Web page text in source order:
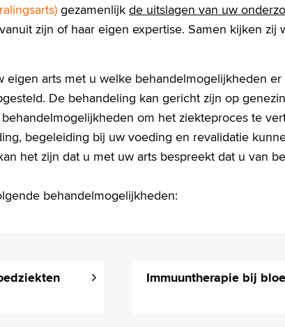
gezamenlijk de uitslagen van uw
zijn of haar eigen expertise. Samen kijken zij
eigen arts met u welke behandelmogelijkheden
De behandeling kan gericht zijn op
om het ziekteproces te
begeleiding bij uw voeding en revalidatie
het zijn dat u met uw arts bespreekt dat u van
behandelmogelijkheden:
Immuuntherapie bij